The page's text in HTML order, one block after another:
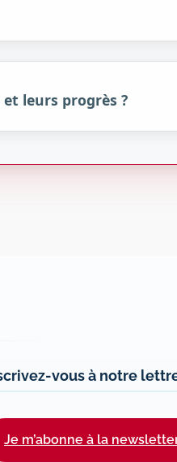
leurs progrès ?
vous à notre
Je m’abonne à la